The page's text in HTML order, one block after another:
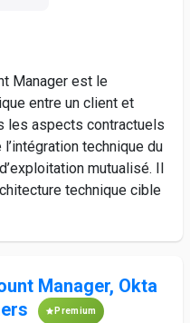
Manager est le
entre un client et
les aspects contractuels
technique du
mutualisé. Il
technique cible
Manager, Okta
Premium